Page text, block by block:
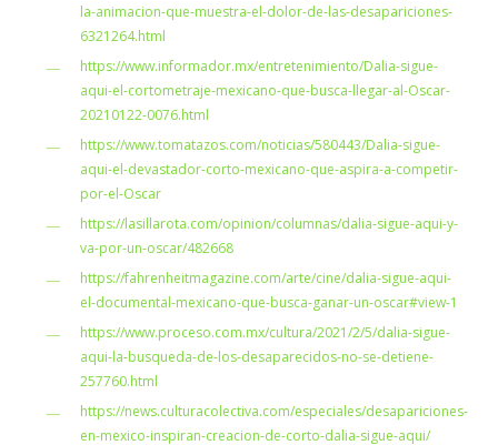
la-animacion-que-muestra-el-dolor-de-las-desapariciones-
6321264.html
https://www.informador.mx/entretenimiento/Dalia-sigue-
aqui-el-cortometraje-mexicano-que-busca-llegar-al-Oscar-
20210122-0076.html
https://www.tomatazos.com/noticias/580443/Dalia-sigue-
aqui-el-devastador-corto-mexicano-que-aspira-a-competir-
por-el-Oscar
https://lasillarota.com/opinion/columnas/dalia-sigue-aqui-y-
va-por-un-oscar/482668
https://fahrenheitmagazine.com/arte/cine/dalia-sigue-aqui-
el-documental-mexicano-que-busca-ganar-un-oscar#view-1
https://www.proceso.com.mx/cultura/2021/2/5/dalia-sigue-
aqui-la-busqueda-de-los-desaparecidos-no-se-detiene-
257760.html
https://news.culturacolectiva.com/especiales/desapariciones-
en-mexico-inspiran-creacion-de-corto-dalia-sigue-aqui/